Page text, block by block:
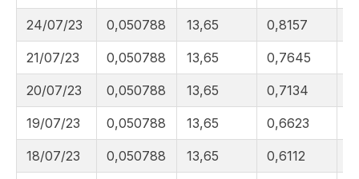
24/07/23 0,050788 13,65 0,8157
21/07/23 0,050788 13,65 0,7645
20/07/23 0,050788 13,65 0,7134
19/07/23 0,050788 13,65 0,6623
18/07/23 0,050788 13,65 0,6112